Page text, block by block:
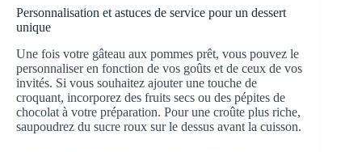
Personnalisation et astuces de service pour un dessert
unique
Une fois votre gâteau aux pommes prêt, vous pouvez le
personnaliser en fonction de vos goûts et de ceux de vos
invités. Si vous souhaitez ajouter une touche de
croquant, incorporez des fruits secs ou des pépites de
chocolat à votre préparation. Pour une croûte plus riche,
saupoudrez du sucre roux sur le dessus avant la cuisson.